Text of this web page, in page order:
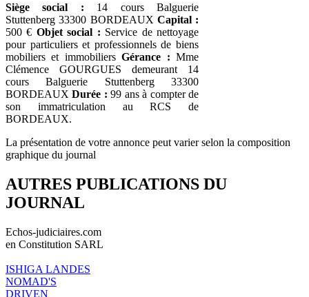
Siège social : 14 cours Balguerie
Stuttenberg 33300 BORDEAUX Capital :
500 € Objet social : Service de nettoyage
pour particuliers et professionnels de biens
mobiliers et immobiliersGérance : Mme
Clémence GOURGUES demeurant 14
cours Balguerie Stuttenberg 33300
BORDEAUXDurée : 99 ans à compter de
son immatriculation au RCS de
BORDEAUX.
La présentation de votre annonce peut varier selon la composition
graphique du journal
AUTRES PUBLICATIONS DU
JOURNAL
Echos-judiciaires.com
en Constitution SARL
ISHIGA LANDES
NOMAD'S
DRIVEN